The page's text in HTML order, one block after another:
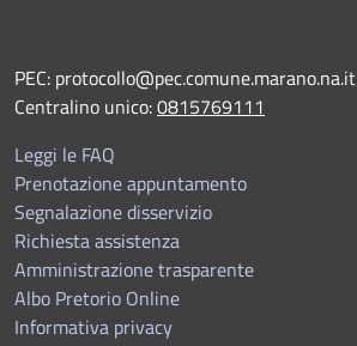
PEC: protocollo@pec.comune.marano.na.it
Centralino unico:0815769111
Leggi le FAQ
Prenotazione appuntamento
Segnalazione disservizio
Richiesta assistenza
Amministrazione trasparente
Albo Pretorio Online
Informativa privacy